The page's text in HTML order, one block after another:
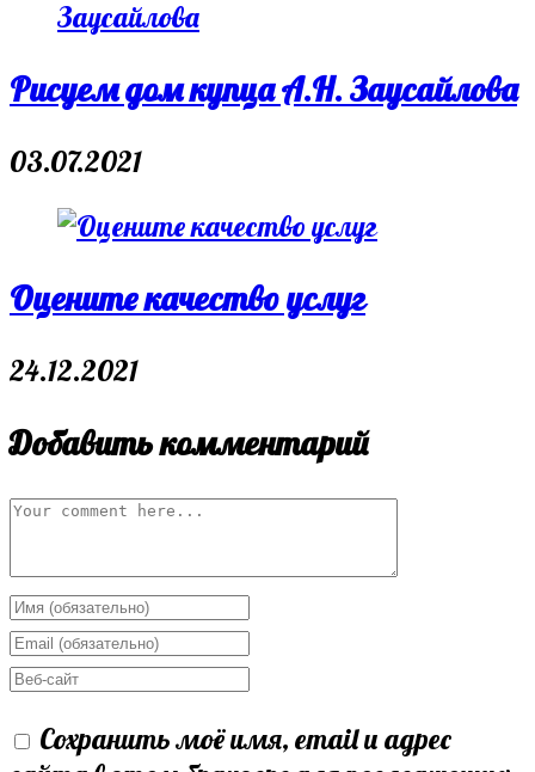
Рисуем дом купца А.Н. Заусайлова
03.07.2021
Оцените качество услуг
24.12.2021
Добавить комментарий
Comment
Enter
your
name
username
Enter
your
address
Enter
website
Сохранить моё имя, email и адрес